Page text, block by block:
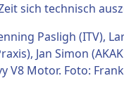
sich technisch
Pasligh (ITV),
Jan Simon
V8 Motor. Foto: